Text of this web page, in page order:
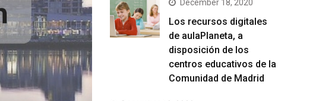
December 18, 2020
Los recursos digitales
de aulaPlaneta, a
disposición de los
centros educativos de la
Comunidad de Madrid